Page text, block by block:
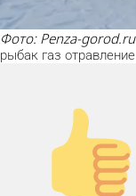
фото: Penza-gorod.ru
рыбак газ отравление
Палец
вверх!